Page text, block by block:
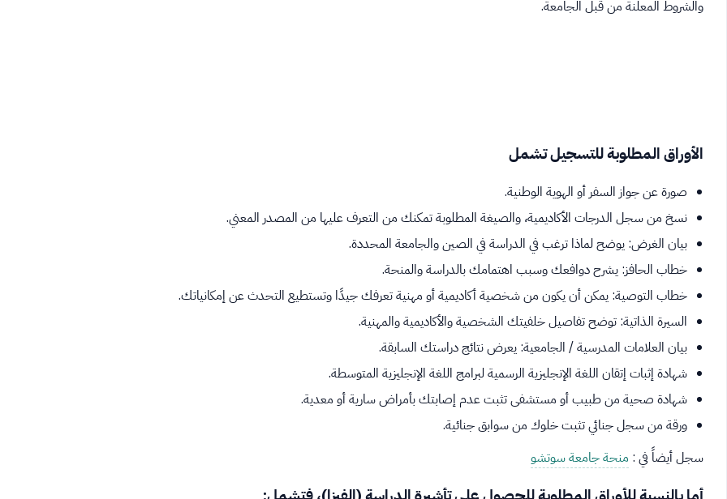
والشروط المعلنة من قبل الجامعة.
الأوراق المطلوبة للتسجيل تشمل
صورة عن جواز السفر أو الهوية الوطنية.
نسخ من سجل الدرجات الأكاديمية، والصيغة المطلوبة تمكنك من التعرف عليها من المصدر المعني.
بيان الغرض: يوضح لماذا ترغب في الدراسة في الصين والجامعة المحددة.
خطاب الحافز: يشرح دوافعك وسبب اهتمامك بالدراسة والمنحة.
خطاب التوصية: يمكن أن يكون من شخصية أكاديمية أو مهنية تعرفك جيدًا وتستطيع التحدث عن إمكانياتك.
السيرة الذاتية: توضح تفاصيل خلفيتك الشخصية والأكاديمية والمهنية.
بيان العلامات المدرسية / الجامعية: يعرض نتائج دراستك السابقة.
شهادة إثبات إتقان اللغة الإنجليزية الرسمية لبرامج اللغة الإنجليزية المتوسطة.
شهادة صحية من طبيب أو مستشفى تثبت عدم إصابتك بأمراض سارية أو معدية.
ورقة من سجل جنائي تثبت خلوك من سوابق جنائية.
سجل أيضاً في : منحة جامعة سوتشو